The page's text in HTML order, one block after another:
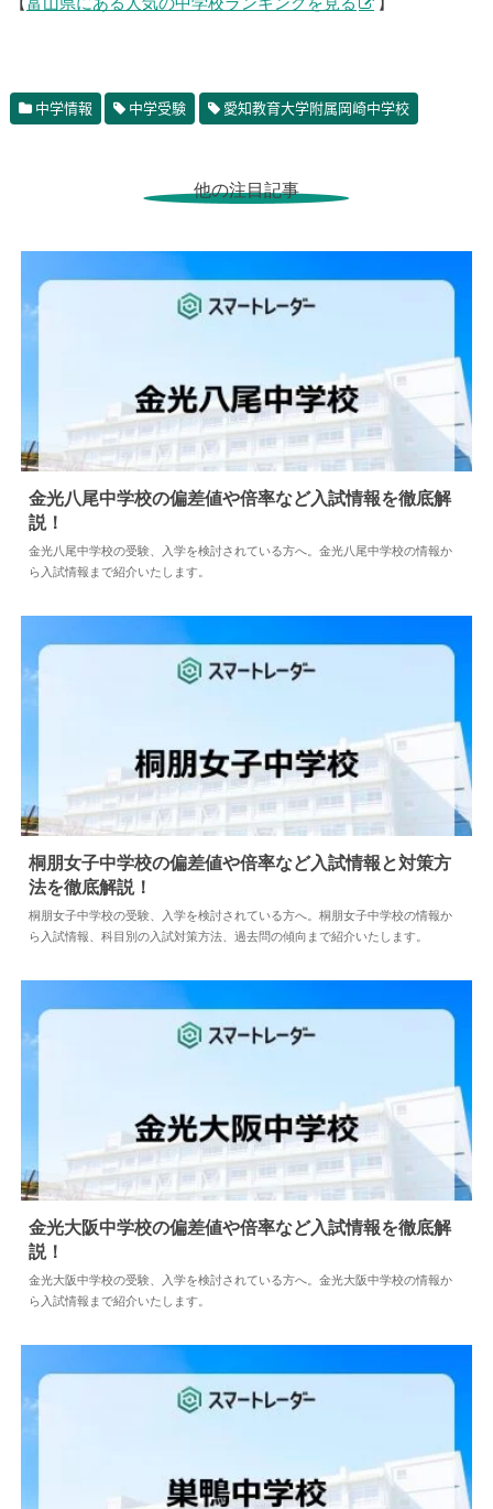
【 富山県にある人気の中学校ランキングを見る 】
中学情報 中学受験 愛知教育大学附属岡崎中学校
他の注目記事
中学情報 2026.08.04
金光八尾中学校の偏差値や倍率など入試情報を徹底解
説！
金光八尾中学校の受験、入学を検討されている方へ。金光八尾中学校の情報か
ら入試情報まで紹介いたします。
中学情報 2024.04.02
桐朋女子中学校の偏差値や倍率など入試情報と対策方
法を徹底解説！
桐朋女子中学校の受験、入学を検討されている方へ。桐朋女子中学校の情報か
ら入試情報、科目別の入試対策方法、過去問の傾向まで紹介いたします。
中学情報 2024.05.10
金光大阪中学校の偏差値や倍率など入試情報を徹底解
説！
金光大阪中学校の受験、入学を検討されている方へ。金光大阪中学校の情報か
ら入試情報まで紹介いたします。